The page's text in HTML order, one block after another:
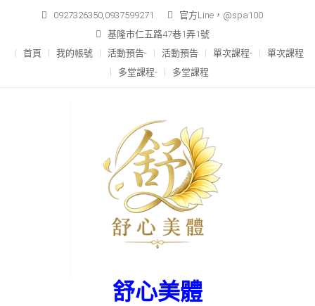
content
0927326350,0937599271
官方Line，@spa100
基隆市仁五路47巷1弄1號
首頁
我的帳號 活動預告- 活動預告 單次課程-
單次課程
多堂課程-
多堂課程
舒心美體